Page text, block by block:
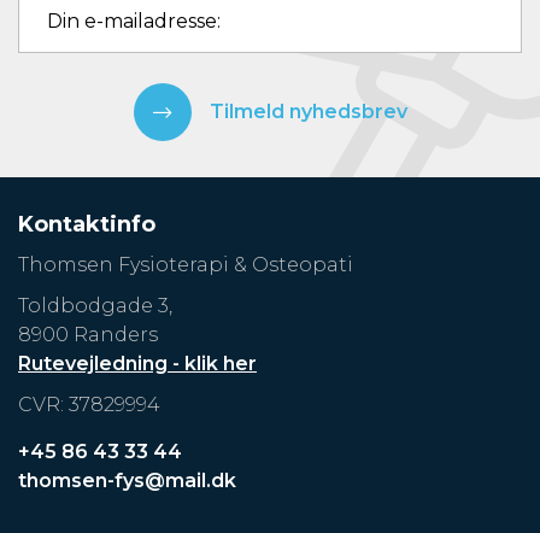
Tilmeld nyhedsbrev
Kontaktinfo
Thomsen Fysioterapi & Osteopati
Toldbodgade 3,
8900 Randers
Rutevejledning - klik her
CVR: 37829994
+45 86 43 33 44
thomsen-fys@mail.dk